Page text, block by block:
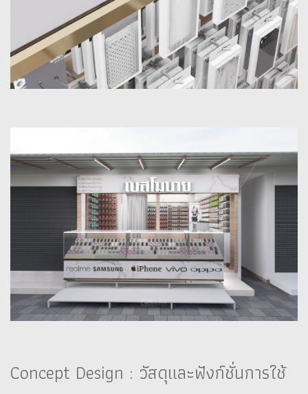
Concept Design : วัสดุและฟังก์ชั่นการใช้